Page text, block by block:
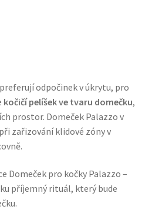
odpočinek v úkrytu, pro
kočičí pelíšek ve tvaru domečku,
prostor. Domeček Palazzo v
zařizování klidové zóny v
Domeček pro kočky Palazzo –
příjemný rituál, který bude